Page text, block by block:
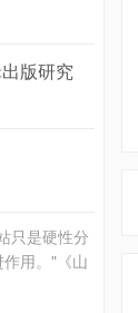
版研究
只是硬性分
用。"《山